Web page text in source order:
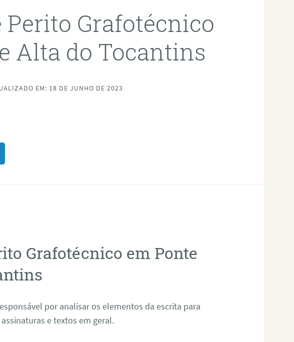
Perito Grafotécnico
Alta do Tocantins
EM: 18 DE JUNHO DE 2023
Grafotécnico em Ponte
por analisar os elementos da escrita para
e textos em geral.